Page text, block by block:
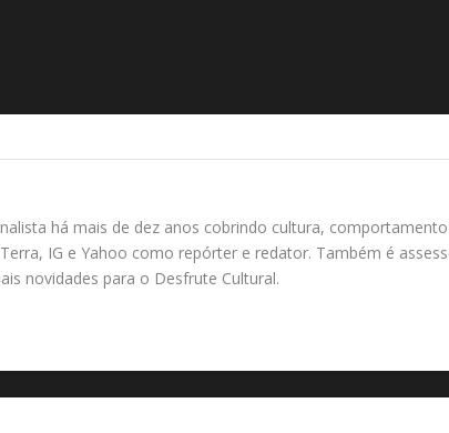
há mais de dez anos cobrindo cultura,
IG e Yahoo como repórter e redator. Também é
novidades para o Desfrute Cultural.